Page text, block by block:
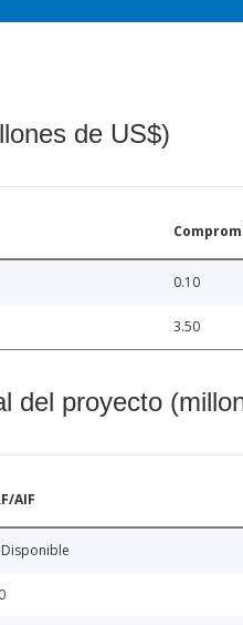
de US$)
0.10
3.50
del proyecto
AIF